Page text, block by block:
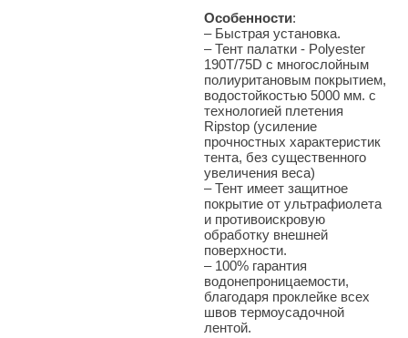
Особенности:
– Быстрая установка.
– Тент палатки - Polyester
190T/75D с многослойным
полиуритановым покрытием,
водостойкостью 5000 мм. c
технологией плетения
Ripstop (усиление
прочностных характеристик
тента, без существенного
увеличения веса)
– Тент имеет защитное
покрытие от ультрафиолета
и противоискровую
обработку внешней
поверхности.
– 100% гарантия
водонепроницаемости,
благодаря проклейке всех
швов термоусадочной
лентой.